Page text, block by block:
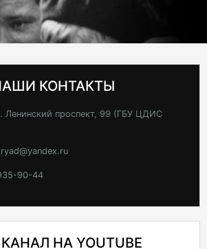
КОНТАКТЫ
Ленинский проспект, 99 (ГБУ ЦДИС
90-44
НА YOUTUBE